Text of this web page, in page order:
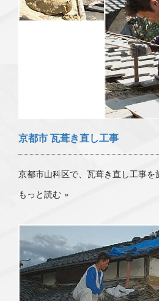
京都市 瓦葺き直し工事
京都市山科区で、瓦葺き直し工事を
もっと読む